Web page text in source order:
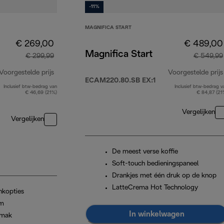
€ 269,00
€ 299,99
prijs
originele prijs € 299,99
Inclusief btw-bedrag van
€ 46,69 (21%)
Vergelijken
-11%
MAGNIFICA START
Magnifica Start
ECAM220.80.SB EX:1
€ 489,00
€ 549,99
Voorgestelde prijs
Inclusief btw-bedrag
€ 84,87
Vergelijken
De meest verse koffie
Soft-touch bedieningspaneel
Drankjes met één druk op de knop
LatteCrema Hot Technology
In winkelwagen